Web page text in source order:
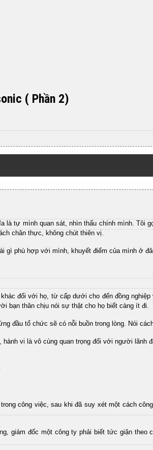
( Phần 2)
tự mình quan sát, nhìn thấu chính mình. Tôi
chân thực, không chút thiên vị.
phù hợp với mình, khuyết điểm của mình ở
đối với họ, từ cấp dưới cho đến đồng nghiệp
bạn thân chịu nói sự thật cho họ biết càng ít đi.
đầu tổ chức sẽ có nỗi buồn trong lòng. Nói
vi là vô cùng quan trọng đối với người lãnh
công việc, sau khi đã suy xét một cách
đốc một công ty phải biết tức giận theo